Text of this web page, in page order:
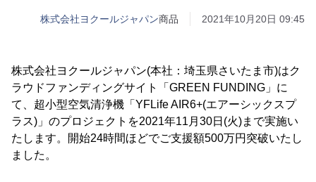
株式会社ヨクールジャパン商品 2021年10月20日 09:45
株式会社ヨクールジャパン(本社：埼玉県さいたま市)はク
ラウドファンディングサイト「GREEN FUNDING」に
て、超小型空気清浄機「YFLife AIR6+(エアーシックスプ
ラス)」のプロジェクトを2021年11月30日(火)まで実施い
たします。開始24時間ほどでご支援額500万円突破いたし
ました。